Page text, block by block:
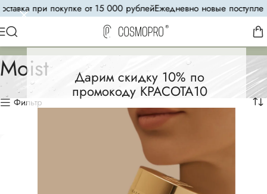
Дарим скидку 10% по
промокоду КРАСОТА10
при покупке от 15 000 рублейЕжедневно новые
Moist
Фильтр